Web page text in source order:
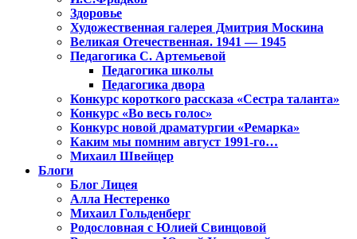
Здоровье
Художественная галерея Дмитрия Москина
Великая Отечественная. 1941 — 1945
Педагогика С. Артемьевой
Педагогика школы
Педагогика двора
Конкурс короткого рассказа «Сестра таланта»
Конкурс «Во весь голос»
Конкурс новой драматургии «Ремарка»
Каким мы помним август 1991-го…
Михаил Швейцер
Блоги
Блог Лицея
Алла Нестеренко
Михаил Гольденберг
Родословная с Юлией Свинцовой